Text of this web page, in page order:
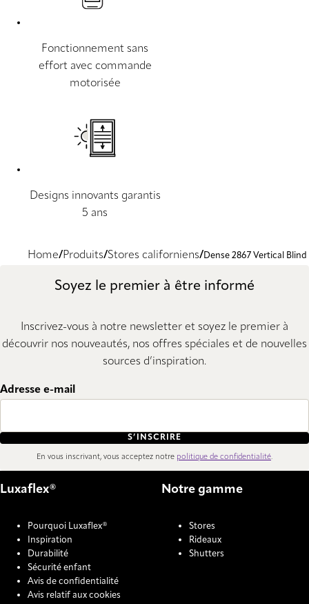
Fonctionnement sans
effort avec commande
motorisée
Designs innovants garantis
5 ans
Home Produits Stores californiens Dense 2867 Vertical Blind
Soyez le premier à être informé
Inscrivez-vous à notre newsletter et soyez le premier à
découvrir nos nouveautés, nos offres spéciales et de nouvelles
sources d’inspiration.
Adresse e-mail
S’INSCRIRE
En vous inscrivant, vous acceptez notre politique de confidentialité.
Luxaflex®
Pourquoi Luxaflex®
Inspiration
Durabilité
Sécurité enfant
Avis de confidentialité
Avis relatif aux cookies
Notre gamme
Stores
Rideaux
Shutters